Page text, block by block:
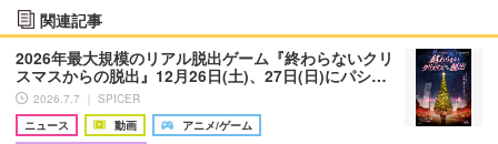
関連記事
2026年最大規模のリアル脱出ゲーム『終わらないクリ
スマスからの脱出』12月26日(土)、27日(日)にパシ…
2026.7.7 ｜ SPICER
ニュース
動画
アニメ/ゲーム